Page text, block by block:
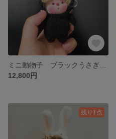
12,800円
残り1点